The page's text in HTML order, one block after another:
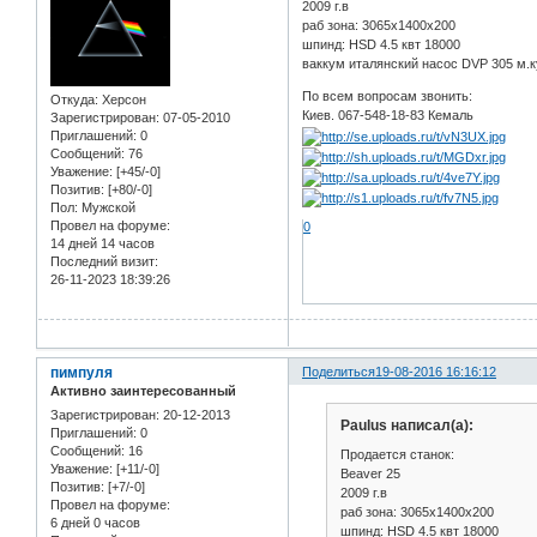
Откуда: Херсон
Зарегистрирован: 07-05-2010
Приглашений: 0
Сообщений: 76
Уважение: [+45/-0]
Позитив: [+80/-0]
Пол: Мужской
Провел на форуме:
14 дней 14 часов
Последний визит:
26-11-2023 18:39:26
2009 г.в
раб зона: 3065х1400х200
шпинд: HSD 4.5 квт 18000
ваккум италянский насос DVP 305
По всем вопросам звонить:
Киев. 067-548-18-83 Кемаль
0
Поделиться19-08-2016 16:16:12
пимпуля
Активно заинтересованный
Зарегистрирован: 20-12-2013
Приглашений: 0
Сообщений: 16
Уважение: [+11/-0]
Позитив: [+7/-0]
Провел на форуме:
6 дней 0 часов
Paulus написал(а):
Продается станок:
Beaver 25
2009 г.в
раб зона: 3065х1400х200
шпинд: HSD 4.5 квт 18000